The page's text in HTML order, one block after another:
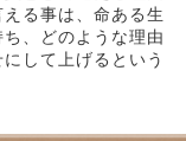
る事は、命ある生
、どのような理由
して上げるという